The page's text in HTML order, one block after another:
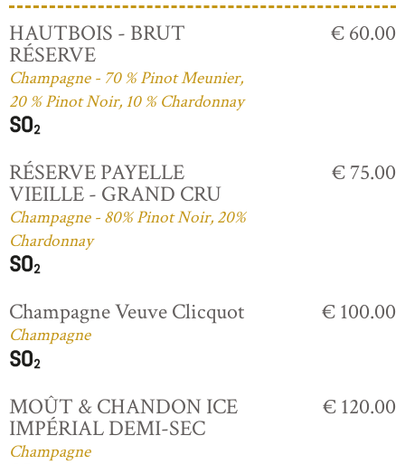
HAUTBOIS - BRUT
RÉSERVE
Champagne - 70 % Pinot Meunier,
20 % Pinot Noir, 10 % Chardonnay
€ 60.00
RÉSERVE PAYELLE
VIEILLE - GRAND CRU
Champagne - 80% Pinot Noir, 20%
Chardonnay
€ 75.00
Champagne Veuve Clicquot
Champagne
€ 100.00
MOÛT & CHANDON ICE
IMPÉRIAL DEMI-SEC
Champagne
€ 120.00